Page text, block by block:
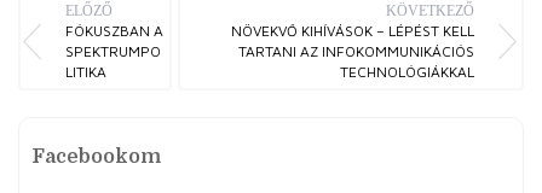
ELŐZŐ
FÓKUSZBAN A
SPEKTRUMPO
LITIKA
KÖVETKEZŐ
NÖVEKVŐ KIHÍVÁSOK – LÉPÉST KELL
TARTANI AZ INFOKOMMUNIKÁCIÓS
TECHNOLÓGIÁKKAL
Facebookom